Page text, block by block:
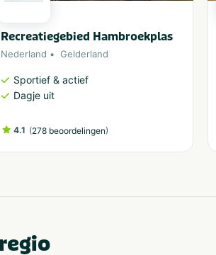
Recreatiegebied Hambroekplas
Nederland Gelderland
Sportief & actief
Dagje uit
4.1 (278 beoordelingen)